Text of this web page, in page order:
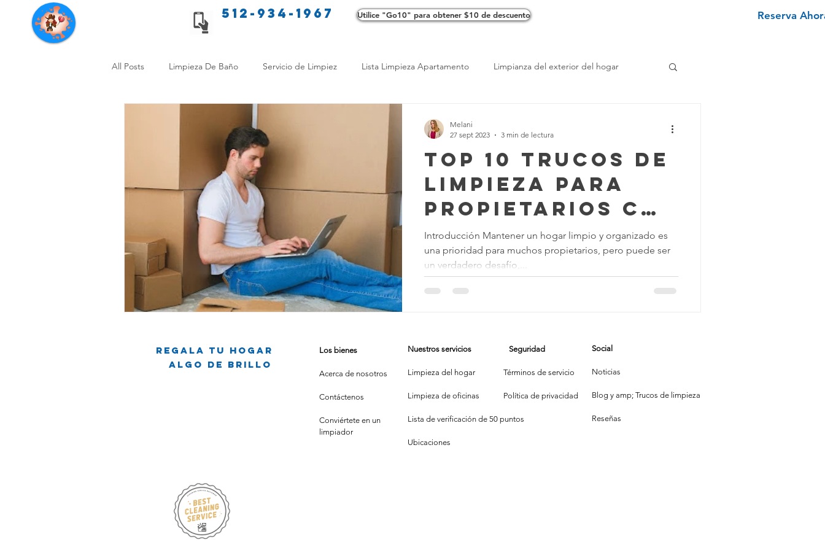
Servicios de limpieza de Texas 512-934-1967 Utilice "Go10" para obtener $10 de descuento Reserva
All Posts Limpieza De Baño Servicio de Limpiez Lista Limpieza Apartamento Limpianza del exterior del hogar
Consejos de limpieza para mascotas
Beneficios de Profesionales LimpiezaTransformadora Limpieza Mantenimiento Hogar
Comparación Limpieza Hogar Opciones de limpieza Diferencias en Limpieza Truco de Limpieza Texano
Organiza tu Hogar Limpieza y Bienestar Productos de Limpieza Caseros Consejos para Eliminar Manchas
Viviendo en un apartamento Limpieza de Alfombras Texas Cleaning Services
Mitos de Limpieza Consejos de Limpieza Estacionales
Top 10 Trucos de
Limpieza para
Propietarios con
Agendas
Ajetreadas
Introducción Mantener un hogar limpio y organizado es
una prioridad para muchos propietarios, pero puede ser
un verdadero desafío,...
Melani
27 sept 2023
3 min de lectura
Regala tu hogar
Algo de brillo
Los bienes
Acerca de nosotros
Contáctenos
Conviértete en un
limpiador
Nuestros servicios
Limpieza del hogar
Limpieza de oficinas
Lista de verificación de 50 puntos
Ubicaciones
Seguridad
Términos de servicio
Política de privacidad
Social
Noticias
Blog y amp; Trucos de limpieza
Reseñas